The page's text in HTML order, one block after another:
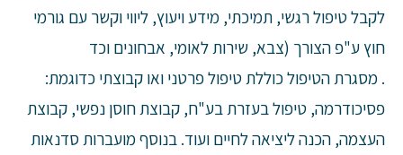
לקבל טיפול רגשי, תמיכתי, מידע ויעוץ, ליווי וקשר עם גורמי
חוץ ע"פ הצורך (צבא, שירות לאומי, אבחונים וכד
. מסגרת הטיפול כוללת טיפול פרטני ואו קבוצתי כדוגמת:
פסיכודרמה, טיפול בעזרת בע"ח, קבוצת חוסן נפשי, קבוצת
העצמה, הכנה ליציאה לחיים ועוד. בנוסף מועברות סדנאות